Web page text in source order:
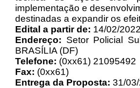
implementação e
destinadas a expandir os
Edital a partir de: 14/02/
Endereço: Setor Policial
BRASÍLIA (DF)
Telefone: (0xx61) 21095492
Fax: (0xx61)
Entrega da Proposta: 31/